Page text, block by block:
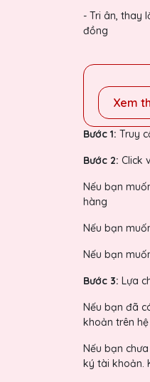
- Tri ân, thay
đồng
Xem
Bước 1: Truy
Bước 2: Click
Nếu bạn
hàng
Nếu bạn
Nếu bạn
Bước 3: Lựa
Nếu bạn đã
khoản trên
Nếu bạn
ký tài khoản.